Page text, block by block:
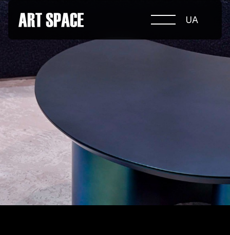
ПРО КОНКУРС
НОМІНАНТИ 2025
ПЕРЕМОЖЦІ 2025
КОНТАКТИ
а.harusova@gmail.com
© 2025 Wmaax Studio
UA